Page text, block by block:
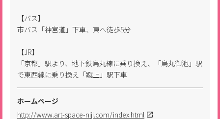
【バス】
市バス「神宮道」下車、東へ徒歩5分
【JR】
「京都」駅より、地下鉄烏丸線に乗り換え、「烏丸御池」駅
で東西線に乗り換え「蹴上」駅下車
ホームページ
http://www.art-space-niji.com/index.html